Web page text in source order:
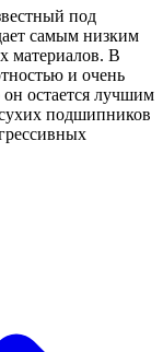
под
самым низким
материалов. В
и очень
остается лучшим
подшипников